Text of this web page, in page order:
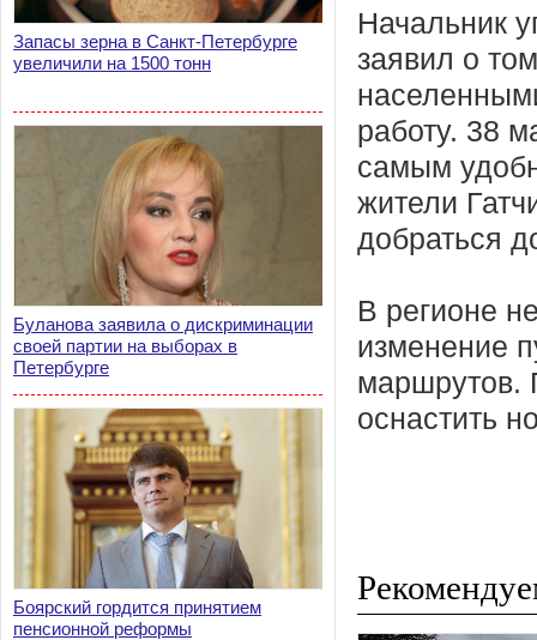
Запасы зерна в Санкт-Петербурге
увеличили на 1500 тонн
Буланова заявила о дискриминации
своей партии на выборах в
Петербурге
Боярский гордится принятием
пенсионной реформы
Начальник
заявил о
работу. 38
самым
жители
добраться
В регионе
изменение
маршрутов.
оснастить